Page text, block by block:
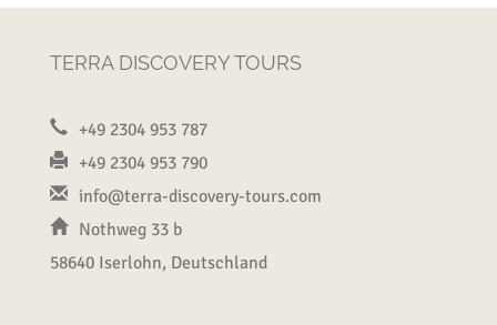
TERRA DISCOVERY TOURS
+49 2304 953 787
+49 2304 953 790
info@terra-discovery-tours.com
Nothweg 33 b
58640 Iserlohn, Deutschland